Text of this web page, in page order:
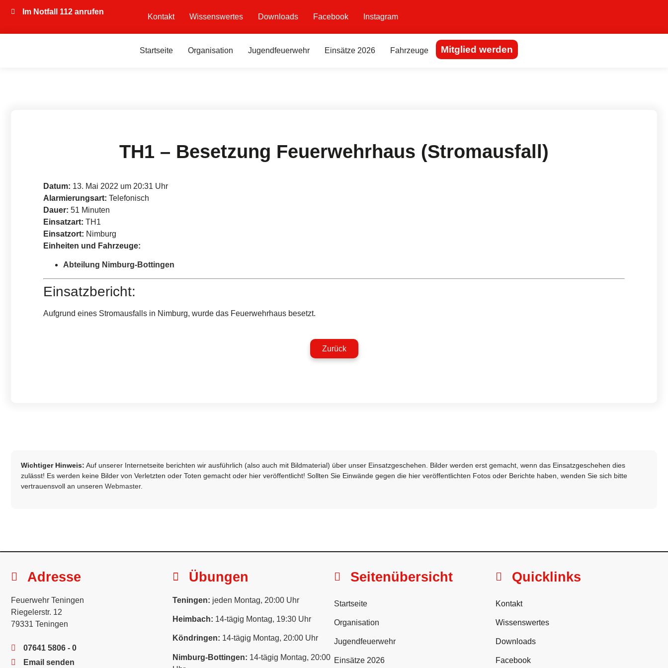
Im Notfall 112 anrufen
Kontakt Wissenswertes Downloads Facebook Instagram
Startseite Organisation Jugendfeuerwehr Einsätze 2026 Fahrzeuge Mitglied werden
TH1 – Besetzung Feuerwehrhaus (Stromausfall)
Datum: 13. Mai 2022 um 20:31 Uhr
Alarmierungsart: Telefonisch
Dauer: 51 Minuten
Einsatzart: TH1
Einsatzort: Nimburg
Einheiten und Fahrzeuge:
Abteilung Nimburg-Bottingen
Einsatzbericht:
Aufgrund eines Stromausfalls in Nimburg, wurde das Feuerwehrhaus besetzt.
Zurück
Wichtiger Hinweis: Auf unserer Internetseite berichten wir ausführlich (also auch mit Bildmaterial) über unser Einsatzgeschehen. Bilder werden erst gemacht, wenn das Einsatzgeschehen dies
zulässt! Es werden keine Bilder von Verletzten oder Toten gemacht oder hier veröffentlicht! Sollten Sie Einwände gegen die hier veröffentlichten Fotos oder Berichte haben, wenden Sie sich bitte
vertrauensvoll an unseren Webmaster.
Adresse
Feuerwehr Teningen
Riegelerstr. 12
79331 Teningen
07641 5806 - 0
Email senden
Übungen
Teningen: jeden Montag, 20:00 Uhr
Heimbach: 14-tägig Montag, 19:30 Uhr
Köndringen: 14-tägig Montag, 20:00 Uhr
Nimburg-Bottingen: 14-tägig Montag, 20:00
Seitenübersicht
Startseite
Organisation
Jugendfeuerwehr
Einsätze 2026
Quicklinks
Kontakt
Wissenswertes
Downloads
Facebook